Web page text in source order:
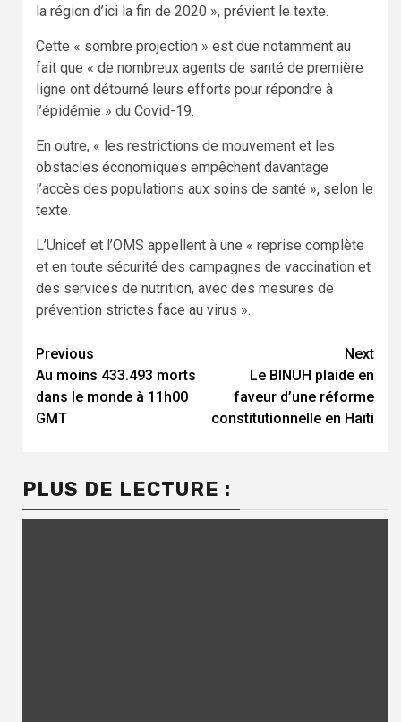
la région d’ici la fin de 2020 », prévient le texte.
Cette « sombre projection » est due notamment au
fait que « de nombreux agents de santé de première
ligne ont détourné leurs efforts pour répondre à
l’épidémie » du Covid-19.
En outre, « les restrictions de mouvement et les
obstacles économiques empêchent davantage
l’accès des populations aux soins de santé », selon le
texte.
L’Unicef et l’OMS appellent à une « reprise complète
et en toute sécurité des campagnes de vaccination et
des services de nutrition, avec des mesures de
prévention strictes face au virus ».
Continue
Reading
Previous
Au moins 433.493 morts
dans le monde à 11h00
GMT
Next
Le BINUH plaide en
faveur d’une réforme
constitutionnelle en Haïti
PLUS DE LECTURE :